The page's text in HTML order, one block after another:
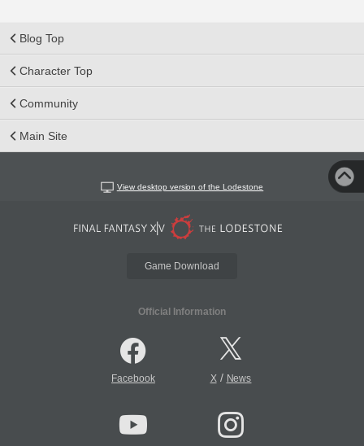
Blog Top
Character Top
Community
Main Site
View desktop version of the Lodestone
Game Download
Official Information
Facebook X/ News